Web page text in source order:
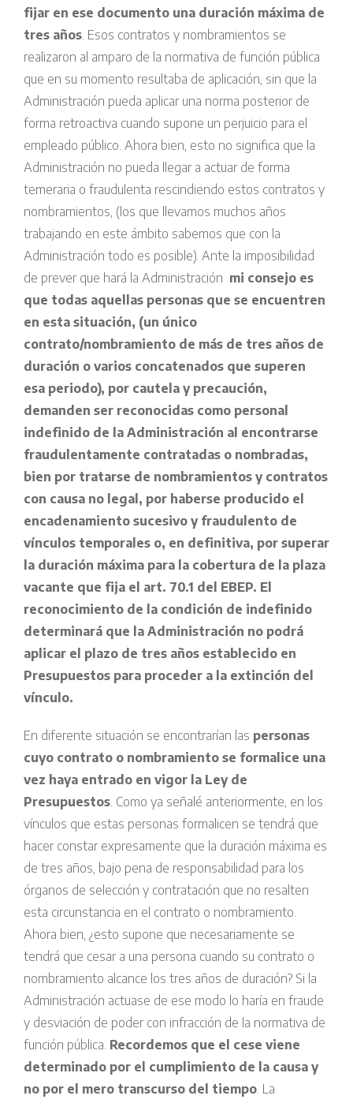
fijar en ese documento una duración máxima de
tres años. Esos contratos y nombramientos se
realizaron al amparo de la normativa de función pública
que en su momento resultaba de aplicación, sin que la
Administración pueda aplicar una norma posterior de
forma retroactiva cuando supone un perjuicio para el
empleado público. Ahora bien, esto no significa que la
Administración no pueda llegar a actuar de forma
temeraria o fraudulenta rescindiendo estos contratos y
nombramientos, (los que llevamos muchos años
trabajando en este ámbito sabemos que con la
Administración todo es posible). Ante la imposibilidad
de prever que hará la Administración mi consejo es
que todas aquellas personas que se encuentren
en esta situación, (un único
contrato/nombramiento de más de tres años de
duración o varios concatenados que superen
esa periodo), por cautela y precaución,
demanden ser reconocidas como personal
indefinido de la Administración al encontrarse
fraudulentamente contratadas o nombradas,
bien por tratarse de nombramientos y contratos
con causa no legal, por haberse producido el
encadenamiento sucesivo y fraudulento de
vínculos temporales o, en definitiva, por superar
la duración máxima para la cobertura de la plaza
vacante que fija el art. 70.1 del EBEP. El
reconocimiento de la condición de indefinido
determinará que la Administración no podrá
aplicar el plazo de tres años establecido en
Presupuestos para proceder a la extinción del
vínculo.
En diferente situación se encontrarían las personas
cuyo contrato o nombramiento se formalice una
vez haya entrado en vigor la Ley de
Presupuestos. Como ya señalé anteriormente, en los
vínculos que estas personas formalicen se tendrá que
hacer constar expresamente que la duración máxima es
de tres años, bajo pena de responsabilidad para los
órganos de selección y contratación que no resalten
esta circunstancia en el contrato o nombramiento.
Ahora bien, ¿esto supone que necesariamente se
tendrá que cesar a una persona cuando su contrato o
nombramiento alcance los tres años de duración? Si la
Administración actuase de ese modo lo haría en fraude
y desviación de poder con infracción de la normativa de
función pública. Recordemos que el cese viene
determinado por el cumplimiento de la causa y
no por el mero transcurso del tiempo. La